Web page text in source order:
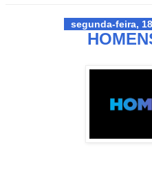
segunda-feira,